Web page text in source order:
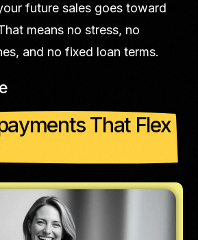
future sales goes toward
means no stress, no
and no fixed loan terms.
That Flex